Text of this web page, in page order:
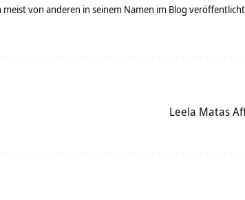
von anderen in seinem Namen im Blog
Leela Matas